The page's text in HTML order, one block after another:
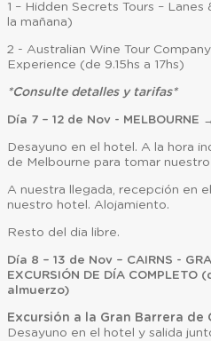
1 – Hidden Secrets Tours –
la mañana)
2 - Australian Wine Tour
Experience (de 9.15hs a 17hs)
*Consulte detalles y tarifas*
Día 7 – 12 de Nov -
Desayuno en el hotel. A la hora
de Melbourne para tomar
A nuestra llegada, recepción en
nuestro hotel. Alojamiento.
Resto del dia libre.
Día 8 – 13 de Nov – CAIRNS -
EXCURSIÓN DE DÍA
almuerzo)
Excursión a la Gran Barrera de
Desayuno en el hotel y salida